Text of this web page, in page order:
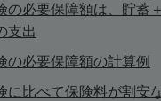
の必要保障額は、貯蓄
支出
の必要保障額の計算例
に比べて保険料が割安